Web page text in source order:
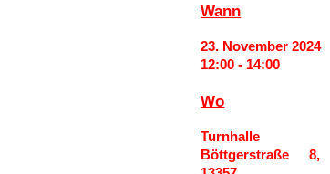
Wann
23. November 2024
12:00 - 14:00
Wo
Turnhalle
Böttgerstraße 8,